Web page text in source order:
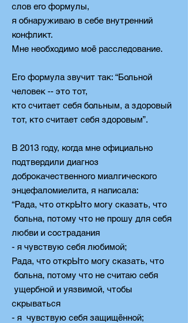
слов его формулы,
я обнаруживаю в себе внутренний
конфликт.
Мне необходимо моё расследование.
Его формула звучит так: “Больной
человек -- это тот,
кто считает себя больным, а здоровый
тот, кто считает себя здоровым”.
В 2013 году, когда мне официально
подтвердили диагноз
доброкачественного миалгического
энцефаломиелита, я написала:
“Рада, что открЫто могу сказать, что
больна, потому что не прошу для себя
любви и сострадания
- я чувствую себя любимой;
Рада, что открЫто могу сказать, что
больна, потому что не считаю себя
ущербной и уязвимой, чтобы
скрываться
- я чувствую себя защищённой;